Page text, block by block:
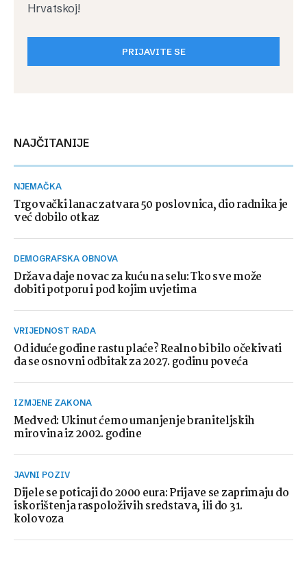
Hrvatskoj!
PRIJAVITE SE
NAJČITANIJE
NJEMAČKA
Trgovački lanac zatvara 50 poslovnica, dio radnika je
već dobilo otkaz
DEMOGRAFSKA OBNOVA
Država daje novac za kuću na selu: Tko sve može
dobiti potporu i pod kojim uvjetima
VRIJEDNOST RADA
Od iduće godine rastu plaće? Realno bi bilo očekivati
da se osnovni odbitak za 2027. godinu poveća
IZMJENE ZAKONA
Medved: Ukinut ćemo umanjenje braniteljskih
mirovina iz 2002. godine
JAVNI POZIV
Dijele se poticaji do 2000 eura: Prijave se zaprimaju do
iskorištenja raspoloživih sredstava, ili do 31.
kolovoza